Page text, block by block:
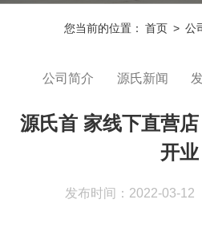
您当前的位置： 首页 > 公
公司简介 源氏新闻
源氏首 家线下直营
开业
发布时间：2022-03-12